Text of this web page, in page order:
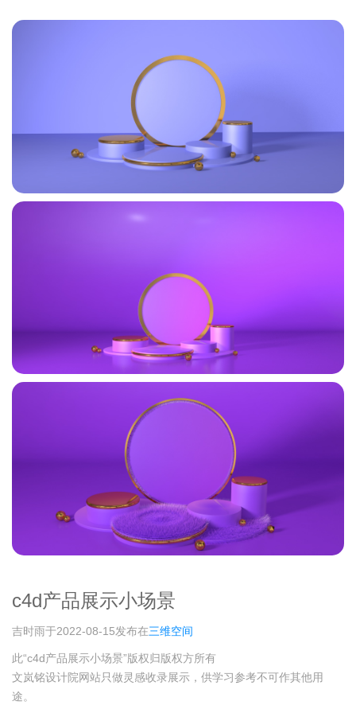
c4d产品展示小场景
吉时雨于2022-08-15发布在三维空间
此“c4d产品展示小场景”版权归版权方所有
文岚铭设计院网站只做灵感收录展示，供学习参考不可作其他用
途。